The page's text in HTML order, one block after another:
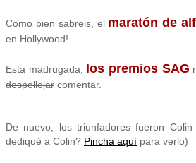
Como bien sabreis, el maratón de
en Hollywood!
Esta madrugada, los premios SAG
despellejar comentar.
De nuevo, los triunfadores fueron
dediqué a Colin? Pincha aquí para verlo)